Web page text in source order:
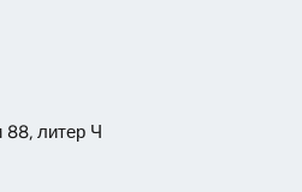
литер Ч